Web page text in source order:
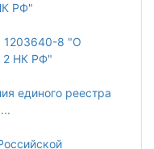
РФ"
1203640-8 "О
2 НК РФ"
единого реестра